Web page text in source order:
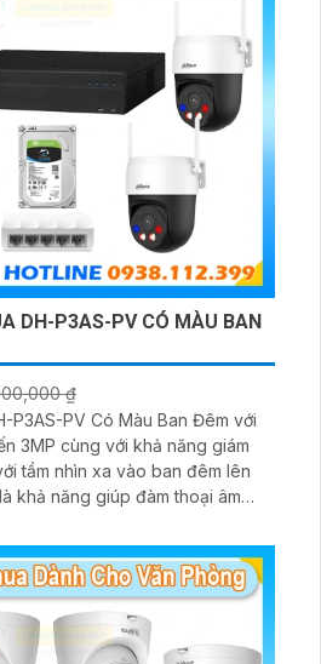
DH-P3AS-PV CÓ MÀU BAN
₫
P3AS-PV Có Màu Ban Đêm với
3MP cùng với khả năng giám
tầm nhìn xa vào ban đêm lên
khả năng giúp đàm thoại âm